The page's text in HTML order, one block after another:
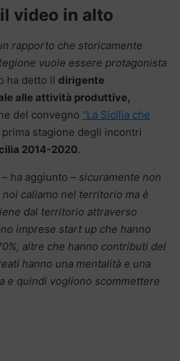
video in alto
rapporto che storicamente
vuole essere protagonista
ha detto il dirigente
alle attività produttive,
del convegno “La Sicilia che
stagione degli incontri
2014-2020.
– ha aggiunto – sicuramente non
caliamo nel territorio ma è
dal territorio attraverso
imprese start up che hanno
altre che hanno contributi del
hanno una mentalità e una
e quindi vogliono scommettere